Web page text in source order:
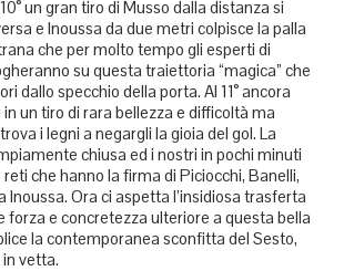
un gran tiro di Musso dalla distanza si
e Inoussa da due metri colpisce la palla
che per molto tempo gli esperti di
su questa traiettoria “magica” che
dallo specchio della porta. Al 11° ancora
un tiro di rara bellezza e difficoltà ma
i legni a negargli la gioia del gol. La
chiusa ed i nostri in pochi minuti
che hanno la firma di Piciocchi, Banelli,
Inoussa. Ora ci aspetta l’insidiosa trasferta
forza e concretezza ulteriore a questa bella
la contemporanea sconfitta del Sesto,
vetta.